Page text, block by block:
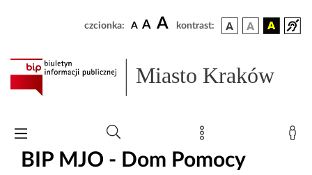
czcionka: A A A kontrast:
Miasto Kraków
BIP MJO - Dom Pomocy